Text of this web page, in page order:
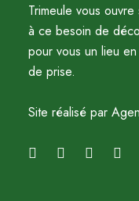
Trimeule vous
à ce besoin de
pour vous un lieu
de prise.
Site réalisé par